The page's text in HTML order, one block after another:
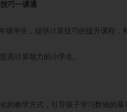
巧一课通
级学生，提供计算技巧的提升课程，
高计算能力的小学生。
的教学方式，引导孩子学习数独的